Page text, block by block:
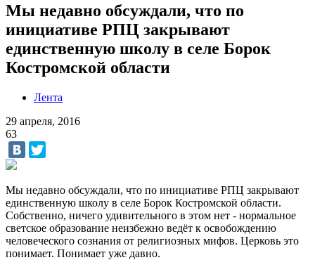
Мы недавно обсуждали, что по
инициативе РПЦ закрывают
единственную школу в селе Борок
Костромской области
Лента
29 апреля, 2016
63
Мы недавно обсуждали, что по инициативе РПЦ закрывают
единственную школу в селе Борок Костромской области.
Собственно, ничего удивительного в этом нет - нормальное
светское образование неизбежно ведёт к освобождению
человеческого сознания от религиозных мифов. Церковь это
понимает. Понимает уже давно.